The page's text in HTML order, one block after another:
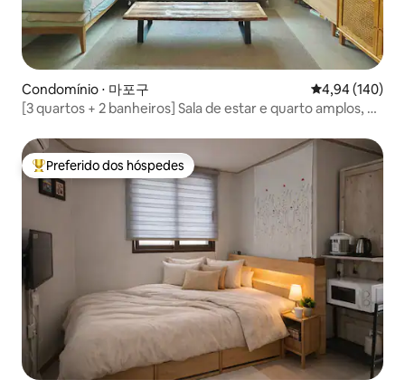
Condomínio ⋅ 마포구 4,94 de uma
4,94 (140)
[3 quartos + 2 banheiros] Sala de estar e quarto amplos, a
Han
Entre os melhores preferidos dos hóspedes
Preferido dos hóspedes